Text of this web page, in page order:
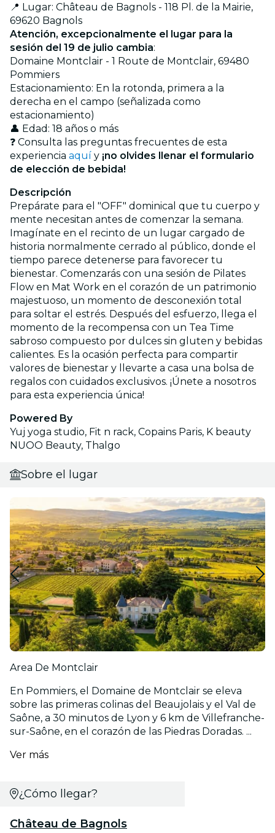
📍 Lugar: Château de Bagnols - 118 Pl. de la Mairie,
69620 Bagnols
Atención, excepcionalmente el lugar para la
sesión del 19 de julio cambia:
Domaine Montclair - 1 Route de Montclair, 69480
Pommiers
Estacionamiento: En la rotonda, primera a la
derecha en el campo (señalizada como
estacionamiento)
👤 Edad: 18 años o más
❓ Consulta las preguntas frecuentes de esta
experiencia aquí y ¡no olvides llenar el formulario
de elección de bebida!
Descripción
Prepárate para el "OFF" dominical que tu cuerpo y
mente necesitan antes de comenzar la semana.
Imagínate en el recinto de un lugar cargado de
historia normalmente cerrado al público, donde el
tiempo parece detenerse para favorecer tu
bienestar. Comenzarás con una sesión de Pilates
Flow en Mat Work en el corazón de un patrimonio
majestuoso, un momento de desconexión total
para soltar el estrés. Después del esfuerzo, llega el
momento de la recompensa con un Tea Time
sabroso compuesto por dulces sin gluten y bebidas
calientes. Es la ocasión perfecta para compartir
valores de bienestar y llevarte a casa una bolsa de
regalos con cuidados exclusivos. ¡Únete a nosotros
para esta experiencia única!
Powered By
Yuj yoga studio, Fit n rack, Copains Paris, K beauty
NUOO Beauty, Thalgo
Sobre el lugar
Area De Montclair
En Pommiers, el Domaine de Montclair se eleva
sobre las primeras colinas del Beaujolais y el Val de
Saône, a 30 minutos de Lyon y 6 km de Villefranche-
sur-Saône, en el corazón de las Piedras Doradas. ...
Ver más
¿Cómo llegar?
Château de Bagnols